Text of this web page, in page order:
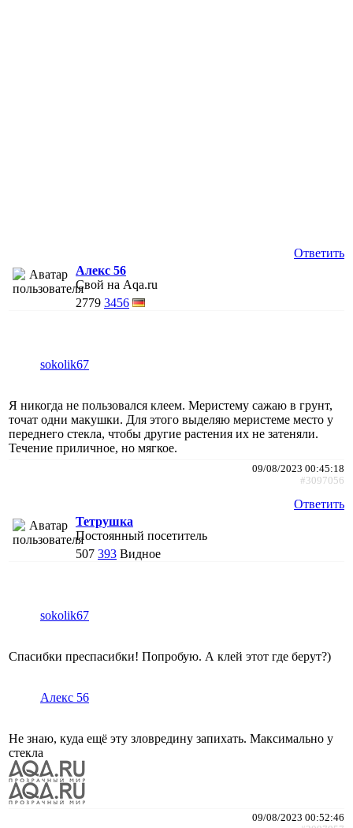
Ответить
Алекс 56
Свой на Aqa.ru
2779 3456
sokolik67
Я никогда не пользовался клеем. Меристему сажаю в грунт,
точат одни макушки. Для этого выделяю меристеме место у
переднего стекла, чтобы другие растения их не затеняли.
Течение приличное, но мягкое.
09/08/2023 00:45:18
#3097056
Ответить
Тетрушка
Постоянный посетитель
507 393 Видное
sokolik67
Спасибки преспасибки! Попробую. А клей этот где берут?)
Алекс 56
Не знаю, куда ещё эту зловредину запихать. Максимально у
стекла
09/08/2023 00:52:46